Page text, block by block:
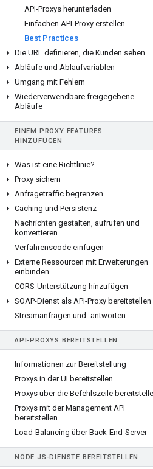
API-Proxys herunterladen
Einfachen API-Proxy erstellen
Best Practices
Die URL definieren, die Kunden sehen
Abläufe und Ablaufvariablen
Umgang mit Fehlern
Wiederverwendbare freigegebene
Abläufe
EINEM PROXY FEATURES
HINZUFÜGEN
Was ist eine Richtlinie?
Proxy sichern
Anfragetraffic begrenzen
Caching und Persistenz
Nachrichten gestalten, aufrufen und
konvertieren
Verfahrenscode einfügen
Externe Ressourcen mit Erweiterungen
einbinden
CORS-Unterstützung hinzufügen
SOAP-Dienst als API-Proxy bereitstellen
Streamanfragen und -antworten
API-PROXYS BEREITSTELLEN
Informationen zur Bereitstellung
Proxys in der UI bereitstellen
Proxys über die Befehlszeile
Proxys mit der Management API
bereitstellen
Load-Balancing über Back-End-Server
NODE. JS-DIENSTE BEREITSTELLEN